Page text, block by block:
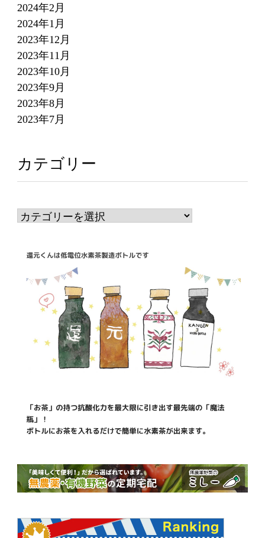
2024年2月
2024年1月
2023年12月
2023年11月
2023年10月
2023年9月
2023年8月
2023年7月
カテゴリー
カ
ー